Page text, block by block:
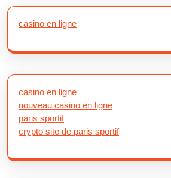
casino en ligne
casino en ligne
nouveau casino en ligne
paris sportif
crypto site de paris sportif